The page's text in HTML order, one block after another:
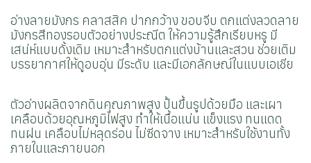
อ่างลายมังกร คลาสสิค ปากกว้าง ขอบจีบ ตกแต่งลวดลาย
มังกรสีทองรอบตัวอย่างประณีต ให้ความรู้สึกเรียบหรู มี
เสน่ห์แบบดั้งเดิม เหมาะสำหรับตกแต่งบ้านและสวน ช่วยเติม
บรรยากาศให้ดูอบอุ่น มีระดับ และมีเอกลักษณ์ในแบบเอเชีย
ตัวอ่างผลิตจากดินคุณภาพสูง ปั้นขึ้นรูปด้วยมือ และเผา
เคลือบด้วยอุณหภูมิไฟสูง ทำให้เนื้อแน่น แข็งแรง ทนแดด
ทนฝน เคลือบไม่หลุดร่อน ไม่ซีดจาง เหมาะสำหรับใช้งานทั้ง
ภายในและภายนอก